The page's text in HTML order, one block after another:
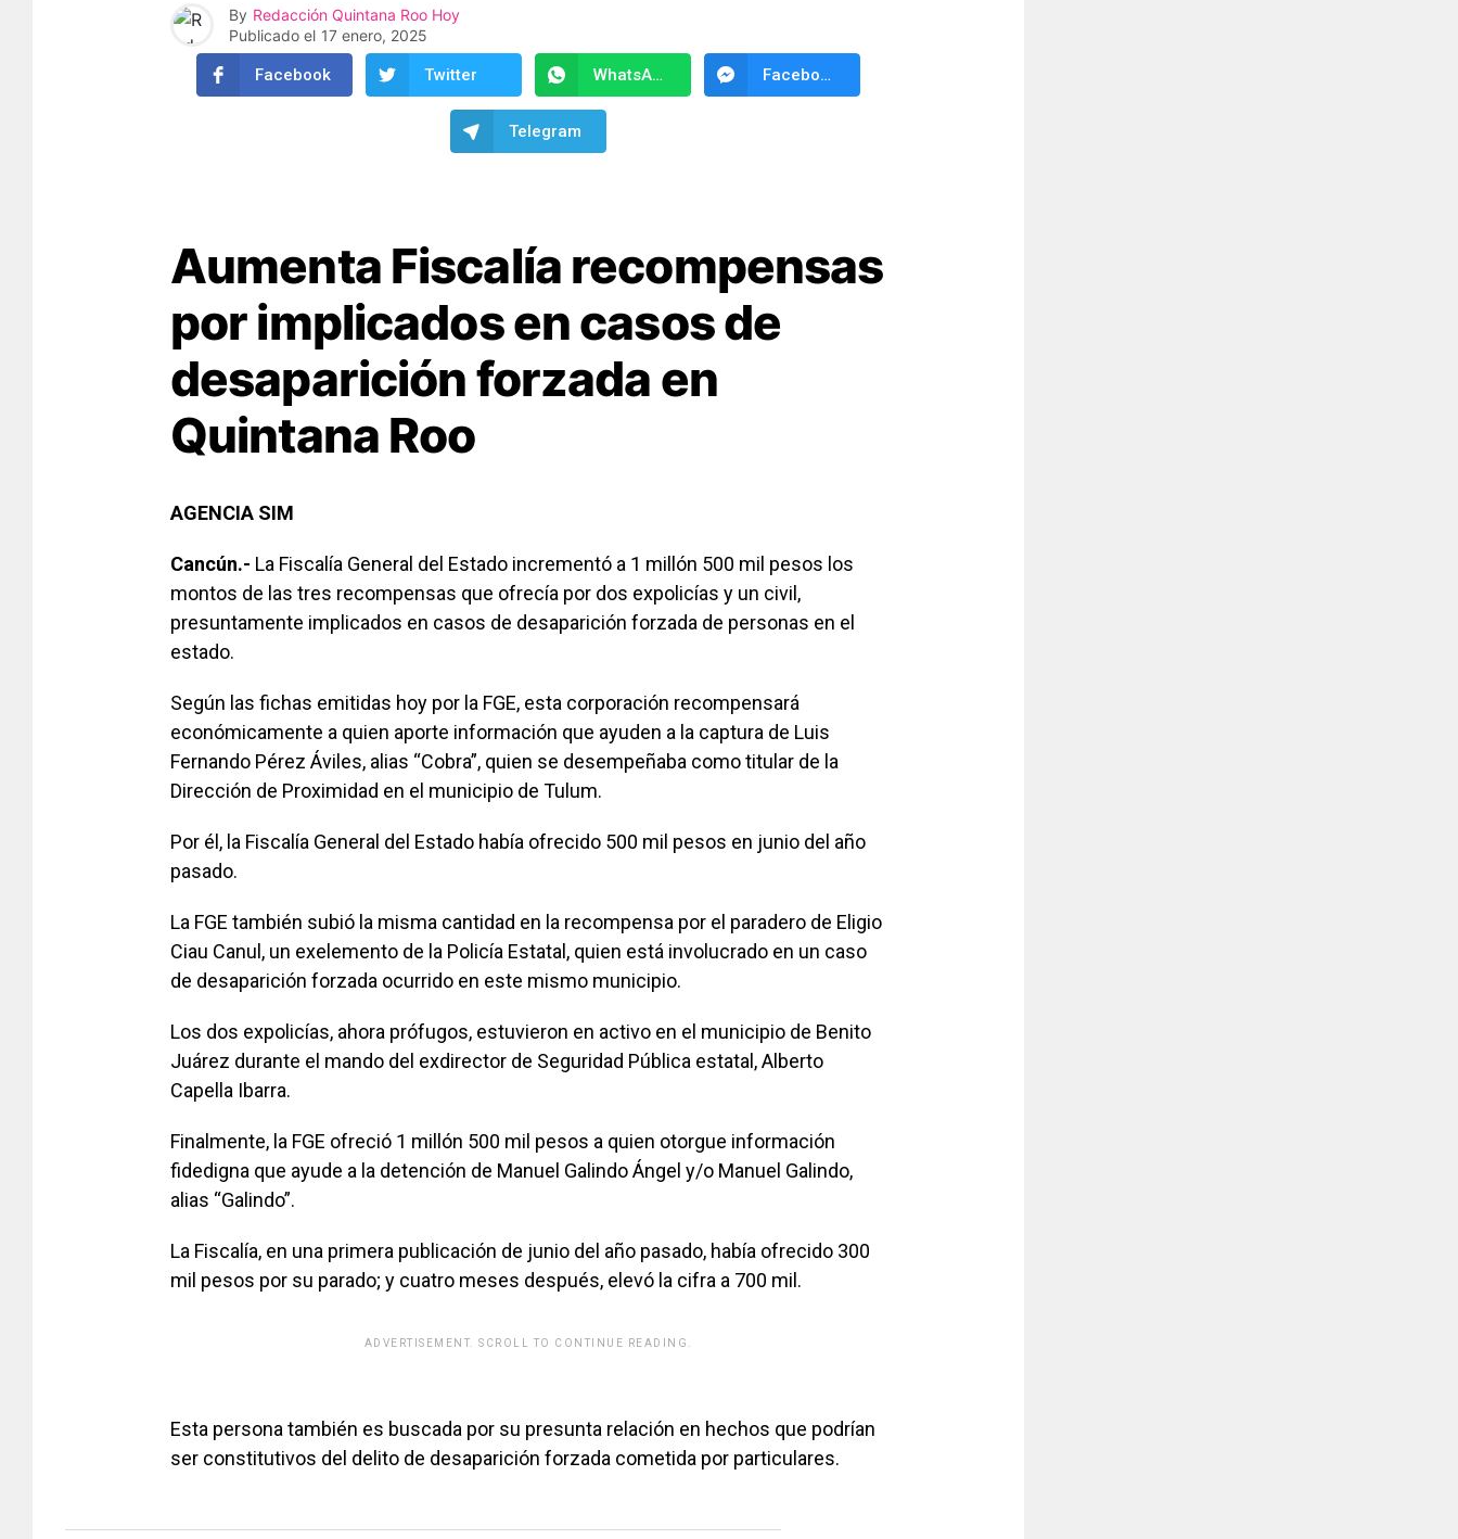
By Redacción Quintana Roo Hoy
Publicado el 17 enero, 2025
Facebook Twitter WhatsApp Facebook Messenger
Telegram
Aumenta Fiscalía recompensas
por implicados en casos de
desaparición forzada en
Quintana Roo
AGENCIA SIM
Cancún.- La Fiscalía General del Estado incrementó a 1 millón 500 mil pesos los
montos de las tres recompensas que ofrecía por dos expolicías y un civil,
presuntamente implicados en casos de desaparición forzada de personas en el
estado.
Según las fichas emitidas hoy por la FGE, esta corporación recompensará
económicamente a quien aporte información que ayuden a la captura de Luis
Fernando Pérez Áviles, alias “Cobra”, quien se desempeñaba como titular de la
Dirección de Proximidad en el municipio de Tulum.
Por él, la Fiscalía General del Estado había ofrecido 500 mil pesos en junio del año
pasado.
La FGE también subió la misma cantidad en la recompensa por el paradero de Eligio
Ciau Canul, un exelemento de la Policía Estatal, quien está involucrado en un caso
de desaparición forzada ocurrido en este mismo municipio.
Los dos expolicías, ahora prófugos, estuvieron en activo en el municipio de Benito
Juárez durante el mando del exdirector de Seguridad Pública estatal, Alberto
Capella Ibarra.
Finalmente, la FGE ofreció 1 millón 500 mil pesos a quien otorgue información
fidedigna que ayude a la detención de Manuel Galindo Ángel y/o Manuel Galindo,
alias “Galindo”.
La Fiscalía, en una primera publicación de junio del año pasado, había ofrecido 300
mil pesos por su parado; y cuatro meses después, elevó la cifra a 700 mil.
ADVERTISEMENT. SCROLL TO CONTINUE READING.
Esta persona también es buscada por su presunta relación en hechos que podrían
ser constitutivos del delito de desaparición forzada cometida por particulares.